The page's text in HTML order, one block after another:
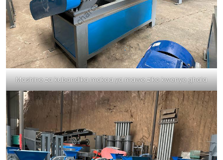
Mashine za kubandika makaa ya mawe ziko kwenye ghala